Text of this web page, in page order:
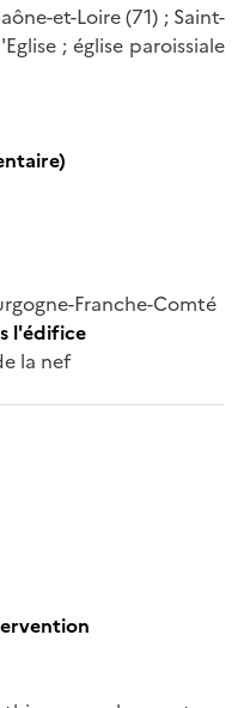
et-Loire (71) ; Saint-
; église paroissiale
Franche-Comté
l'édifice
la nef